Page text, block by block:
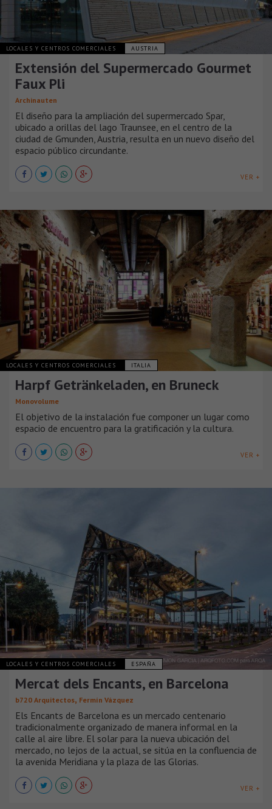
LOCALES Y CENTROS COMERCIALES AUSTRIA
Extensión del Supermercado Gourmet
Faux Pli
Archinauten
El diseño para la ampliación del supermercado Spar,
ubicado a orillas del lago Traunsee, en el centro de la
ciudad de Gmunden, Austria, resulta en un nuevo diseño del
espacio público circundante.
VER +
LOCALES Y CENTROS COMERCIALES ITALIA
Harpf Getränkeladen, en Bruneck
Monovolume
El objetivo de la instalación fue componer un lugar como
espacio de encuentro para la gratificación y la cultura.
VER +
LOCALES Y CENTROS COMERCIALES ESPAÑA
Mercat dels Encants, en Barcelona
b720 Arquitectos, Fermín Vázquez
Els Encants de Barcelona es un mercado centenario
tradicionalmente organizado de manera informal en la
calle al aire libre. El solar para la nueva ubicación del
mercado, no lejos de la actual, se sitúa en la confluencia de
la avenida Meridiana y la plaza de las Glorias.
VER +